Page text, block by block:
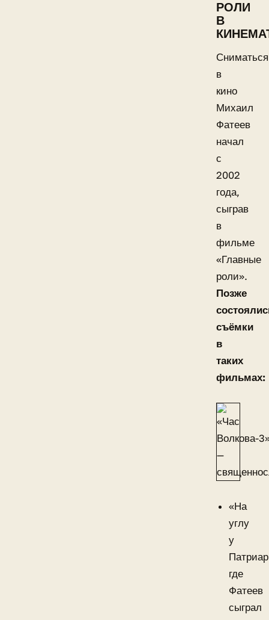
РОЛИ
В
Сниматься
в
кино
Михаил
Фатеев
начал
с
2002
года,
сыграв
в
фильме
«Главные
роли».
Позже
съёмки
в
таких
фильмах:
«На
углу
у
где
Фатеев
сыграл